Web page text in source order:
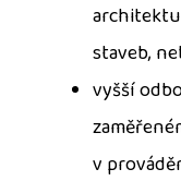
staveb,
vyšší
v